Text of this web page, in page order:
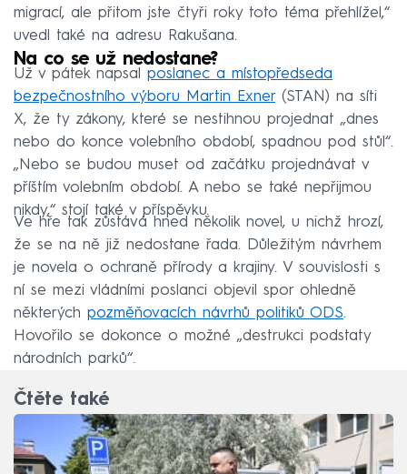
migrací, ale přitom jste čtyři roky toto téma přehlížel,“
uvedl také na adresu Rakušana.
Na co se už nedostane?
Už v pátek napsal poslanec a místopředseda
bezpečnostního výboru Martin Exner(STAN) na síti
X, že ty zákony, které se nestihnou projednat „dnes
nebo do konce volebního období, spadnou pod stůl“.
„Nebo se budou muset od začátku projednávat v
příštím volebním období. A nebo se také nepřijmou
nikdy,“ stojí také v příspěvku.
Ve hře tak zůstává hned několik novel, u nichž hrozí,
že se na ně již nedostane řada. Důležitým návrhem
je novela o ochraně přírody a krajiny. V souvislosti s
ní se mezi vládními poslanci objevil spor ohledně
některých pozměňovacích návrhů politiků ODS.
Hovořilo se dokonce o možné „destrukci podstaty
národních parků“.
Čtěte také